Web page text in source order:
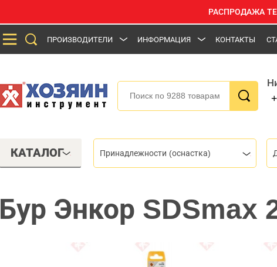
РАСПРОДАЖА
ПРОИЗВОДИТЕЛИ ИНФОРМАЦИЯ КОНТАКТЫ
КАТАЛОГ Принадлежности (оснастка)
Бур Энкор SDSmax